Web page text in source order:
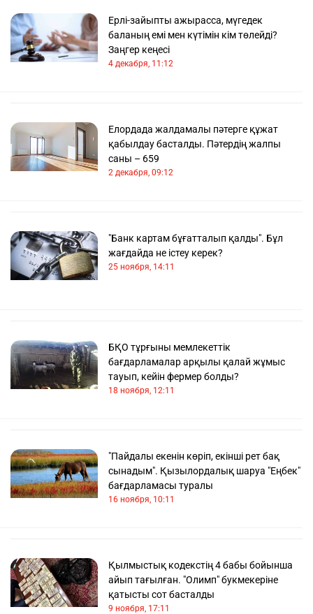
Ерлі-зайыпты ажырасса, мүгедек
баланың емі мен күтімін кім төлейді?
Заңгер кеңесі
4 декабря, 11:12
Елордада жалдамалы пәтерге құжат
қабылдау басталды. Пәтердің жалпы
саны – 659
2 декабря, 09:12
"Банк картам бұғатталып қалды". Бұл
жағдайда не істеу керек?
25 ноября, 14:11
БҚО тұрғыны мемлекеттік
бағдарламалар арқылы қалай жұмыс
тауып, кейін фермер болды?
18 ноября, 12:11
"Пайдалы екенін көріп, екінші рет бақ
сынадым". Қызылордалық шаруа "Еңбек"
бағдарламасы туралы
16 ноября, 10:11
Қылмыстық кодекстің 4 бабы бойынша
айып тағылған. "Олимп" букмекеріне
қатысты сот басталды
9 ноября, 17:11